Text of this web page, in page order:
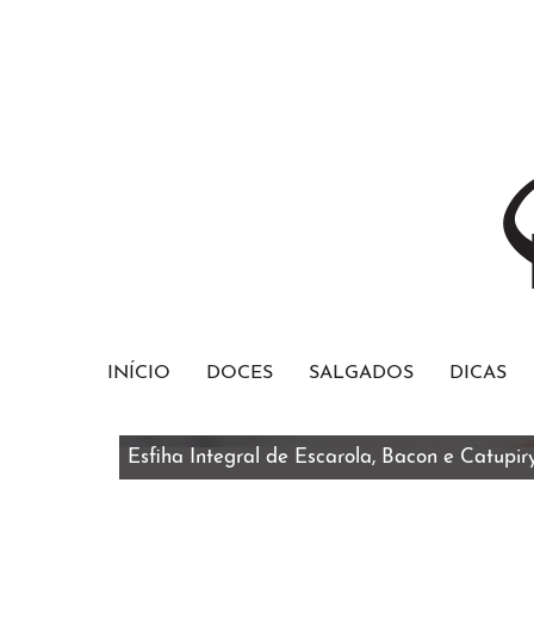
INÍCIO DOCES SALGADOS DICAS
Esfiha Integral de Escarola, Bacon e